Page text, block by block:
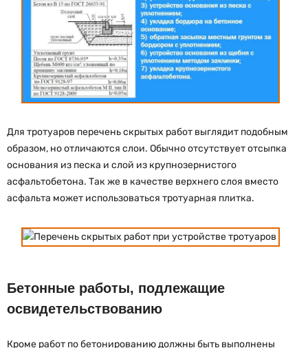
Для тротуаров перечень скрытых работ выглядит подобным
образом, но отличаются слои. Обычно отсутствует отсыпка
основания из песка и слой из крупнозернистого
асфальтобетона. Так же в качестве верхнего слоя вместо
асфальта может использоваться тротуарная плитка.
Бетонные работы, подлежащие
освидетельствованию
Кроме работ по бетонированию должны быть выполнены